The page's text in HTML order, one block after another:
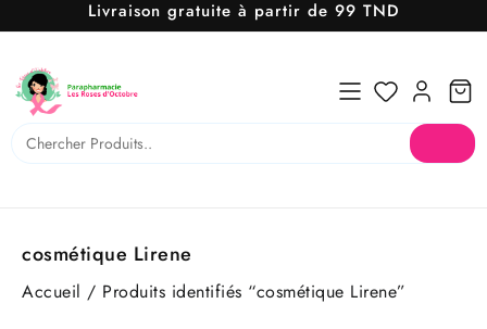
to
content
Livraison gratuite à partir de 99 TND
cosmétique Lirene
Accueil / Produits identifiés “cosmétique Lirene”